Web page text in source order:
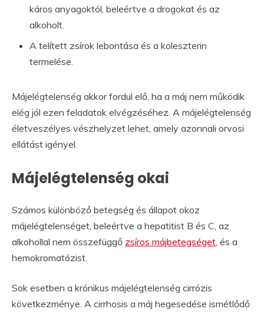
káros anyagoktól, beleértve a drogokat és az
alkoholt.
A telített zsírok lebontása és a koleszterin
termelése.
Májelégtelenség akkor fordul elő, ha a máj nem működik
elég jól ezen feladatok elvégzéséhez. A májelégtelenség
életveszélyes vészhelyzet lehet, amely azonnali orvosi
ellátást igényel.
Májelégtelenség okai
Számos különböző betegség és állapot okoz
májelégtelenséget, beleértve a hepatitist B és C, az
alkohollal nem összefüggő zsíros májbetegséget, és a
hemokromatózist.
Sok esetben a krónikus májelégtelenség cirrózis
következménye. A cirrhosis a máj hegesedése ismétlődő